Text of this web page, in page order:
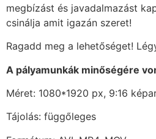
megbízást és javadalmazást
csinálja amit igazán szeret!
Ragadd meg a lehetőséget!
A pályamunkák minőségére
Méret: 1080*1920 px, 9:16
Tájolás: függőleges